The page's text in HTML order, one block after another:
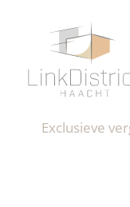
Exclusieve